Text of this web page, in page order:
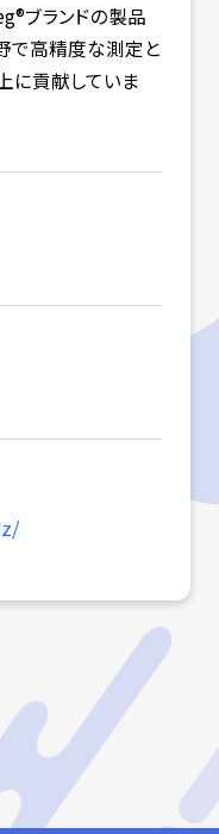
ブランドの製品
で高精度な測定と
に貢献していま